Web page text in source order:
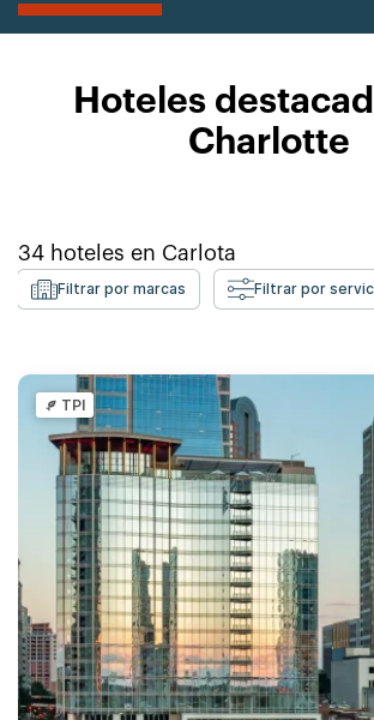
Hoteles
Charlotte
34 hoteles en Carlota
Filtrar por marcas Filtrar por
TPI